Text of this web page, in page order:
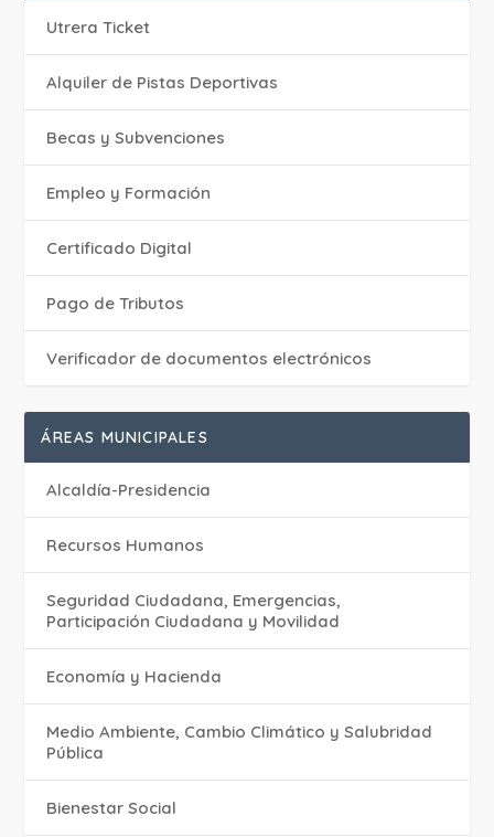
Utrera Ticket
Alquiler de Pistas Deportivas
Becas y Subvenciones
Empleo y Formación
Certificado Digital
Pago de Tributos
Verificador de documentos electrónicos
ÁREAS MUNICIPALES
Alcaldía-Presidencia
Recursos Humanos
Seguridad Ciudadana, Emergencias,
Participación Ciudadana y Movilidad
Economía y Hacienda
Medio Ambiente, Cambio Climático y Salubridad
Pública
Bienestar Social